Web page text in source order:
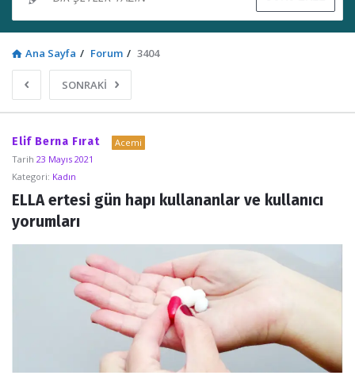
Ana Sayfa / Forum / 3404
SONRAKİ
Sosyal
Kaynak
Latest
Forum
Elif Berna Fırat
Acemi
Tarih 23 Mayıs 2021
Kategori: Kadın
ELLA ertesi gün hapı kullananlar ve kullanıcı
yorumları